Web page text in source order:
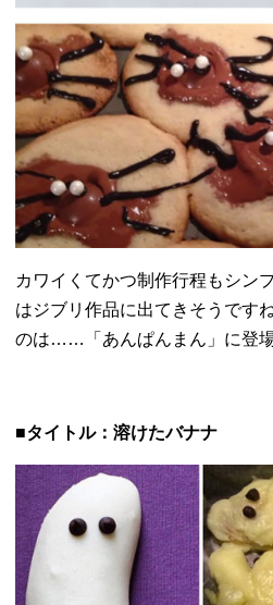
カワイくてかつ制作行程もシン
はジブリ作品に出てきそうですね
のは……「あんぱんまん」に登
■タイトル：溶けたバナナ